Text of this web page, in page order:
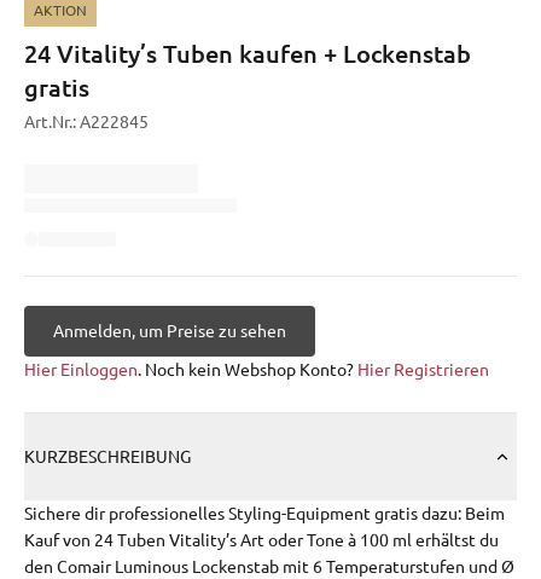
AKTION
24 Vitality’s Tuben kaufen + Lockenstab
gratis
Art.Nr.:A222845
Anmelden, um Preise zu sehen
Hier Einloggen. Noch kein Webshop Konto? Hier Registrieren
KURZBESCHREIBUNG
Sichere dir professionelles Styling-Equipment gratis dazu: Beim
Kauf von 24 Tuben Vitality’s Art oder Tone à 100 ml erhältst du
den Comair Luminous Lockenstab mit 6 Temperaturstufen und Ø